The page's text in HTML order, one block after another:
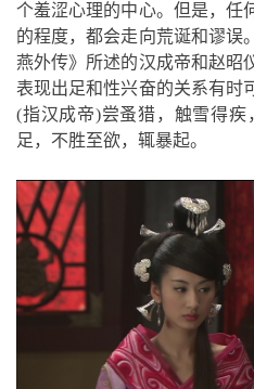
个羞涩心理的中心。但是，任
的程度，都会走向荒诞和谬误
燕外传》所述的汉成帝和赵昭
表现出足和性兴奋的关系有时
(指汉成帝)尝蚤猎，触雪得
足，不胜至欲，辄暴起。